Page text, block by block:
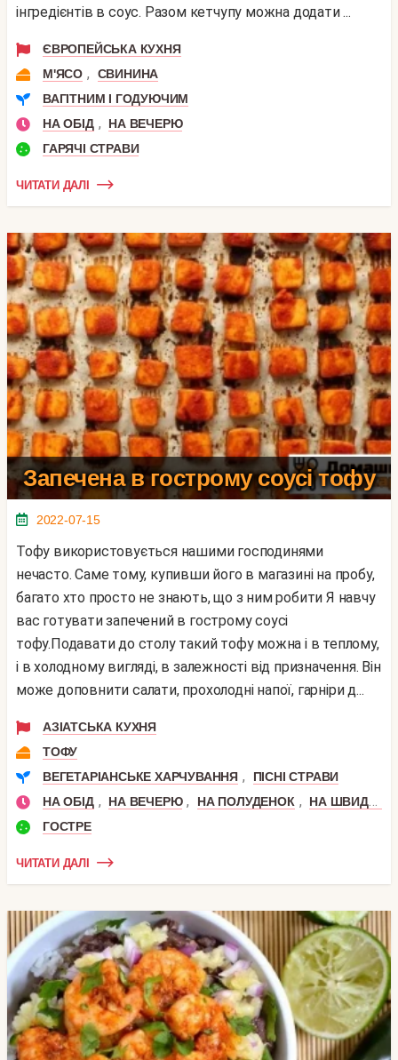
інгредієнтів в соус. Разом кетчупу можна додати ...
ЄВРОПЕЙСЬКА КУХНЯ
М'ЯСО ,
СВИНИНА
ВАГІТНИМ І ГОДУЮЧИМ
НА ОБІД ,
НА ВЕЧЕРЮ
ГАРЯЧІ СТРАВИ
ЧИТАТИ ДАЛІ
Запечена в гострому соусі тофу
2022-07-15
Тофу використовується нашими господинями
нечасто. Саме тому, купивши його в магазині на пробу,
багато хто просто не знають, що з ним робити Я навчу
вас готувати запечений в гострому соусі
тофу.Подавати до столу такий тофу можна і в теплому,
і в холодному вигляді, в залежності від призначення. Він
може доповнити салати, прохолодні напої, гарніри д...
АЗІАТСЬКА КУХНЯ
ТОФУ
ВЕГЕТАРІАНСЬКЕ ХАРЧУВАННЯ ,
ПІСНІ СТРАВИ
НА ОБІД , НА ВЕЧЕРЮ , НА ПОЛУДЕНОК ,
НА ШВИДКУ РУКУ
ГОСТРЕ
ЧИТАТИ ДАЛІ